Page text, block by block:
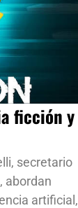
ficción y
secretario
abordan
artificial,